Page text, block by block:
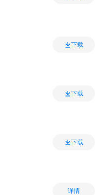
下载
下载
下载
详情